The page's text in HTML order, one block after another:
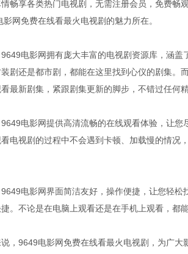
畅享各类热门电视剧，无需注册会员，免费畅
影网免费在线看最火电视剧的魅力所在。
电影网拥有庞大丰富的电视剧资源库，涵
剧还是都市剧，都能在这里找到心仪的剧集。
最新剧集，紧跟剧集更新的脚步，不错过任何
电影网提供高清流畅的在线观看体验，让
电视剧的过程中不会遇到卡顿、加载慢的情况
电影网界面简洁友好，操作便捷，让您轻
。不论是在电脑上观看还是在手机上观看，都
，9649电影网免费在线看最火电视剧，为广